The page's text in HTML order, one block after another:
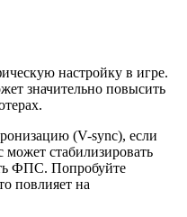
настройку в игре.
значительно повысить
(V-sync), если
стабилизировать
ФПС. Попробуйте
повлияет на